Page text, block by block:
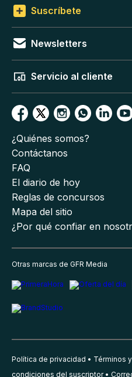
Suscríbete
Newsletters
Servicio al cliente
¿Quiénes somos?
Contáctanos
FAQ
El diario de hoy
Reglas de concursos
Mapa del sitio
¿Por qué confiar en
Otras marcas de GFR Media
Política de privacidad Términos
condiciones del suscriptor